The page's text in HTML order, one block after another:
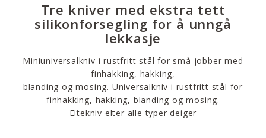
Tre kniver med ekstra tett
silikonforsegling for å unngå
lekkasje
Miniuniversalkniv i rustfritt stål for små jobber med
finhakking, hakking,
blanding og mosing. Universalkniv i rustfritt stål for
finhakking, hakking, blanding og mosing.
Eltekniv elter alle typer deiger